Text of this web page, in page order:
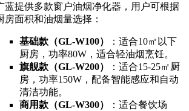
蓝提供多款窗户油烟净化器，用户可根据
房面积和油烟量选择：
基础款（GL-W100）
：适合10㎡以下
厨房，功率80W，适合轻油烟烹饪。
旗舰款（GL-W200）
：适合15-25㎡厨
房，功率150W，配备智能感应和自动
清洁功能。
商用款（GL-W300）
：适合餐饮场